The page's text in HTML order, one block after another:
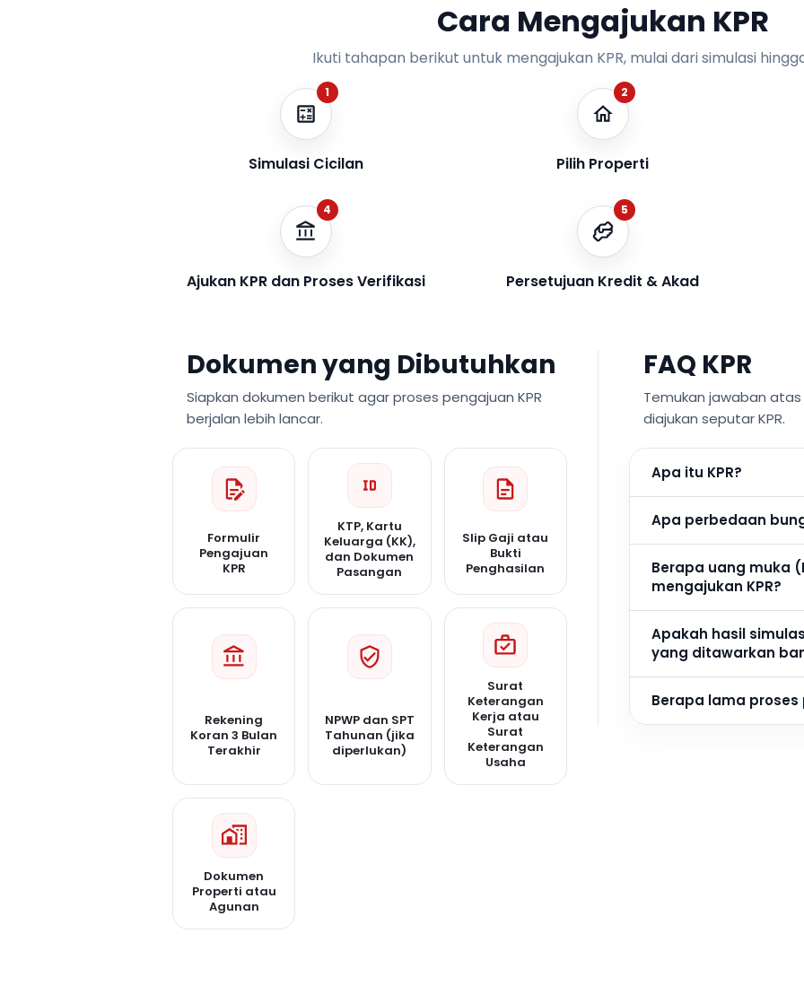
Cara Mengajukan KPR
Ikuti tahapan berikut untuk mengajukan KPR, mulai dari simulasi
1
Simulasi Cicilan
2
Pilih Properti
4
Ajukan KPR dan Proses Verifikasi
5
Persetujuan Kredit & Akad
Dokumen yang Dibutuhkan
Siapkan dokumen berikut agar proses pengajuan KPR
berjalan lebih lancar.
Formulir
Pengajuan
KPR
KTP, Kartu
Keluarga (KK),
dan Dokumen
Pasangan
Slip Gaji atau
Bukti
Penghasilan
Rekening
Koran 3 Bulan
Terakhir
NPWP dan SPT
Tahunan (jika
diperlukan)
Surat
Keterangan
Kerja atau
Surat
Keterangan
Usaha
Dokumen
Properti atau
Agunan
FAQ KPR
Temukan jawaban
diajukan seputar KPR.
Apa itu KPR?
Apa perbedaan
Berapa uang muka
mengajukan KPR?
Apakah hasil
yang ditawarkan
Berapa lama proses